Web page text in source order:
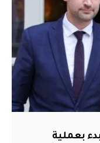
بعملية